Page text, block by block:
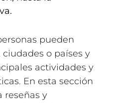
pueden
o países y
actividades y
En esta sección
reseñas y